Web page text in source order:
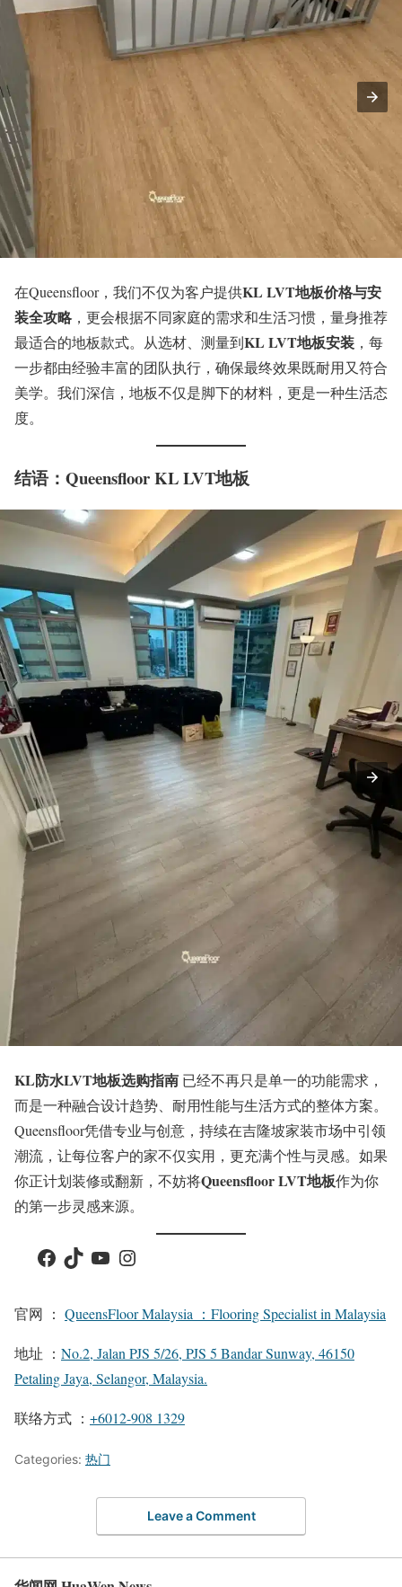
在Queensfloor，我们不仅为客户提供KL LVT地板价格与安
装全攻略 ，更会根据不同家庭的需求和生活习惯，量身推荐
最适合的地板款式。从选材、测量到KL LVT地板安装 ，每
一步都由经验丰富的团队执行，确保最终效果既耐用又符合
美学。我们深信，地板不仅是脚下的材料，更是一种生活态
度。
结语： Queensfloor KL LVT地板
KL防水LVT地板选购指南 已经不再只是单一的功能需求，
而是一种融合设计趋势、耐用性能与生活方式的整体方案。
Queensfloor凭借专业与创意，持续在吉隆坡家装市场中引领
潮流，让每位客户的家不仅实用，更充满个性与灵感。如果
你正计划装修或翻新，不妨将Queensfloor LVT地板作为你
的第一步灵感来源。
Facebook TikTok YouTube Instagram
官网 ： QueensFloor Malaysia ：Flooring Specialist in Malaysia
地址 ： No.2, Jalan PJS 5/26, PJS 5 Bandar Sunway, 46150
Petaling Jaya, Selangor, Malaysia.
联络方式 ： +6012-908 1329
Categories: 热门
Leave a Comment